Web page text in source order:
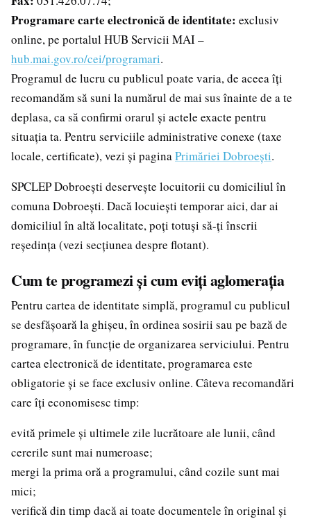
Programare carte electronică de identitate: exclusiv
online, pe portalul HUB Servicii MAI –
hub.mai.gov.ro/cei/programari.
Programul de lucru cu publicul poate varia, de aceea îți
recomandăm să suni la numărul de mai sus înainte de a te
deplasa, ca să confirmi orarul și actele exacte pentru
situația ta. Pentru serviciile administrative conexe (taxe
locale, certificate), vezi și paginaPrimăriei Dobroești.
SPCLEP Dobroești deservește locuitorii cu domiciliul în
comuna Dobroești. Dacă locuiești temporar aici, dar ai
domiciliul în altă localitate, poți totuși să-ți înscrii
reședința (vezi secțiunea despre flotant).
Cum te programezi și cum eviți aglomerația
Pentru cartea de identitate simplă, programul cu publicul
se desfășoară la ghișeu, în ordinea sosirii sau pe bază de
programare, în funcție de organizarea serviciului. Pentru
cartea electronică de identitate, programarea este
obligatorie și se face exclusiv online. Câteva recomandări
care îți economisesc timp:
evită primele și ultimele zile lucrătoare ale lunii, când
cererile sunt mai numeroase;
mergi la prima oră a programului, când cozile sunt mai
mici;
verifică din timp dacă ai toate documentele în original și